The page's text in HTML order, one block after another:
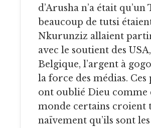
d’Arusha n’a était
beaucoup de tutsi
Nkurunziz allaient
avec le soutient des
Belgique, l’argent à
la force des médias. Ces
ont oublié Dieu comme
monde certains croient
naïvement qu’ils sont